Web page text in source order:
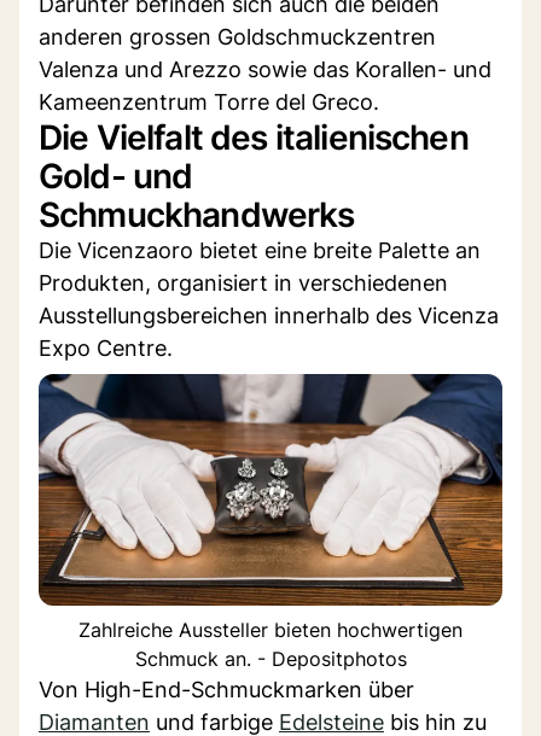
anderen grossen Goldschmuckzentren
Valenza und Arezzo sowie das Korallen- und
Kameenzentrum Torre del Greco.
Die Vielfalt des italienischen
Gold- und
Schmuckhandwerks
Die Vicenzaoro bietet eine breite Palette an
Produkten, organisiert in verschiedenen
Ausstellungsbereichen innerhalb des Vicenza
Expo Centre.
Zahlreiche Aussteller bieten hochwertigen
Schmuck an. - Depositphotos
Von High-End-Schmuckmarken über
Diamanten und farbige Edelsteine bis hin zu